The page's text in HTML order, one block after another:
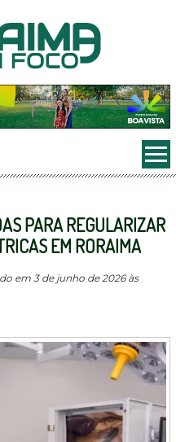
PARA REGULARIZAR
EM RORAIMA
em 3 de junho de 2026 às